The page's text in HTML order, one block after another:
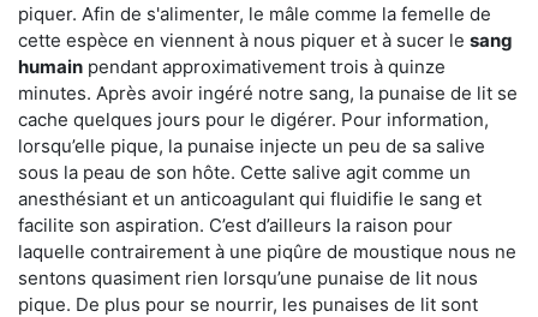
piquer. Afin de s'alimenter, le mâle comme la femelle de
cette espèce en viennent à nous piquer et à sucer le sang
humain pendant approximativement trois à quinze
minutes. Après avoir ingéré notre sang, la punaise de lit se
cache quelques jours pour le digérer. Pour information,
lorsqu’elle pique, la punaise injecte un peu de sa salive
sous la peau de son hôte. Cette salive agit comme un
anesthésiant et un anticoagulant qui fluidifie le sang et
facilite son aspiration. C’est d’ailleurs la raison pour
laquelle contrairement à une piqûre de moustique nous ne
sentons quasiment rien lorsqu’une punaise de lit nous
pique. De plus pour se nourrir, les punaises de lit sont